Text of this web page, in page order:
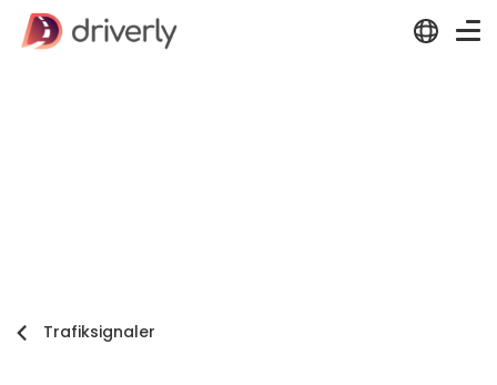
Trafiksignaler